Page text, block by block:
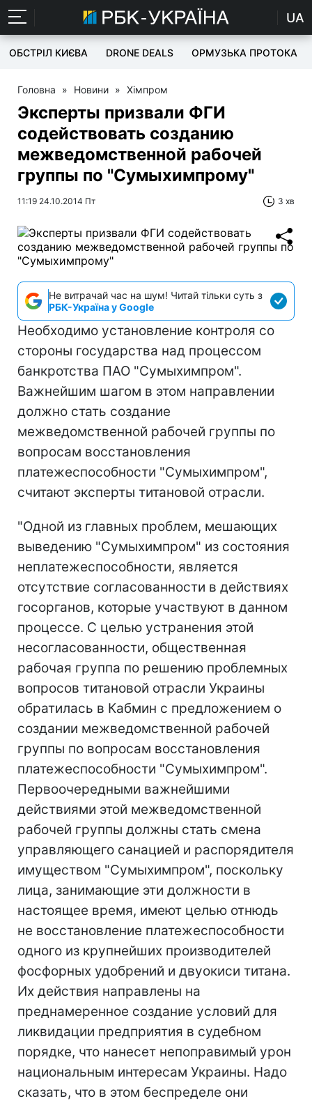
UA
ОБСТРІЛ КИЄВА DRONE DEALS ОРМУЗЬКА ПРОТОКА
Головна » Новини » Хімпром
Эксперты призвали ФГИ
содействовать созданию
межведомственной рабочей
группы по "Сумыхимпрому"
11:19 24.10.2014 Пт 3 хв
Не витрачай час на шум! Читай тільки суть з
РБК-Україна у Google
Необходимо установление контроля со
стороны государства над процессом
банкротства ПАО "Сумыхимпром".
Важнейшим шагом в этом направлении
должно стать создание
межведомственной рабочей группы по
вопросам восстановления
платежеспособности "Сумыхимпром",
считают эксперты титановой отрасли.
"Одной из главных проблем, мешающих
выведению "Сумыхимпром" из состояния
неплатежеспособности, является
отсутствие согласованности в действиях
госорганов, которые участвуют в данном
процессе. С целью устранения этой
несогласованности, общественная
рабочая группа по решению проблемных
вопросов титановой отрасли Украины
обратилась в Кабмин с предложением о
создании межведомственной рабочей
группы по вопросам восстановления
платежеспособности "Сумыхимпром".
Первоочередными важнейшими
действиями этой межведомственной
рабочей группы должны стать смена
управляющего санацией и распорядителя
имуществом "Сумыхимпром", поскольку
лица, занимающие эти должности в
настоящее время, имеют целью отнюдь
не восстановление платежеспособности
одного из крупнейших производителей
фосфорных удобрений и двуокиси титана.
Их действия направлены на
преднамеренное создание условий для
ликвидации предприятия в судебном
порядке, что нанесет непоправимый урон
национальным интересам Украины. Надо
сказать, что в этом беспределе они